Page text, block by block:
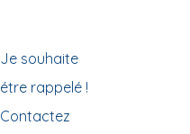
Je souhaite
étre rappelé !
Contactez